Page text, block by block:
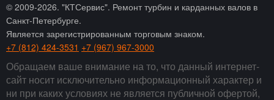
© 2009-2026. "КТСервис". Ремонт турбин и карданных валов в
Санкт-Петербурге.
Является зарегистрированным торговым знаком.
+7 (812) 424-3531 +7 (967) 967-3000
Обращаем ваше внимание на то, что данный интернет-
сайт носит исключительно информационный характер и
ни при каких условиях не является публичной офертой,